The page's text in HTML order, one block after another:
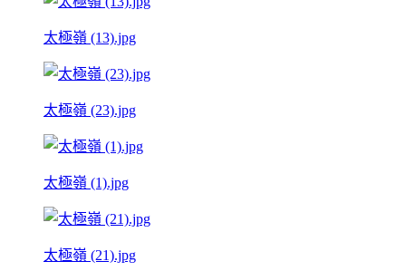
太極嶺 (13).jpg
太極嶺 (23).jpg
太極嶺 (1).jpg
太極嶺 (21).jpg